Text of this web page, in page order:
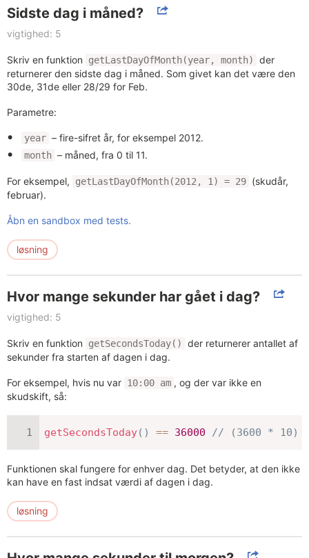
Sidste dag i måned?
vigtighed: 5
Skriv en funktion getLastDayOfMonth(year, month)
der
returnerer den sidste dag i måned. Som givet kan det være den
30de, 31de eller 28/29 for Feb.
Parametre:
year – fire-sifret år, for eksempel 2012.
month – måned, fra 0 til 11.
For eksempel, getLastDayOfMonth(2012, 1) = 29 (skudår,
februar).
Åbn en sandbox med tests.
løsning
Hvor mange sekunder har gået i dag?
vigtighed: 5
Skriv en funktion getSecondsToday()
der returnerer antallet af
sekunder fra starten af dagen i dag.
For eksempel, hvis nu var 10:00 am , og der var ikke en
skudskift, så:
getSecondsToday( ) == 36000 // (3600 * 10)
Funktionen skal fungere for enhver dag. Det betyder, at den ikke
kan have en fast indsat værdi af dagen i dag.
løsning